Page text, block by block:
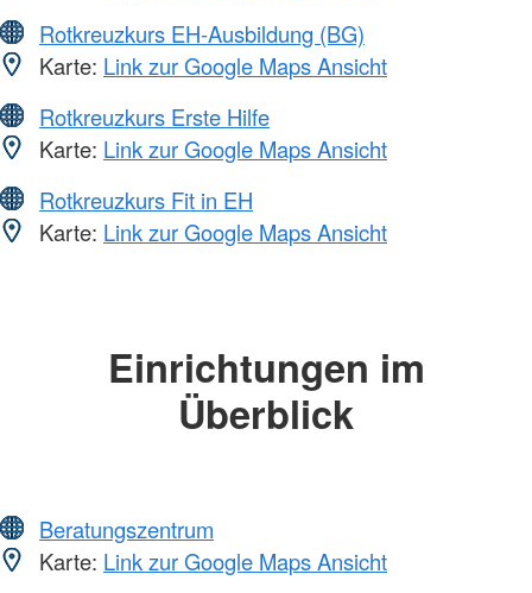
Rotkreuzkurs EH-Ausbildung (BG)
Karte: Link zur Google Maps Ansicht
Rotkreuzkurs Erste Hilfe
Karte: Link zur Google Maps Ansicht
Rotkreuzkurs Fit in EH
Karte: Link zur Google Maps Ansicht
Einrichtungen im
Überblick
Beratungszentrum
Karte: Link zur Google Maps Ansicht